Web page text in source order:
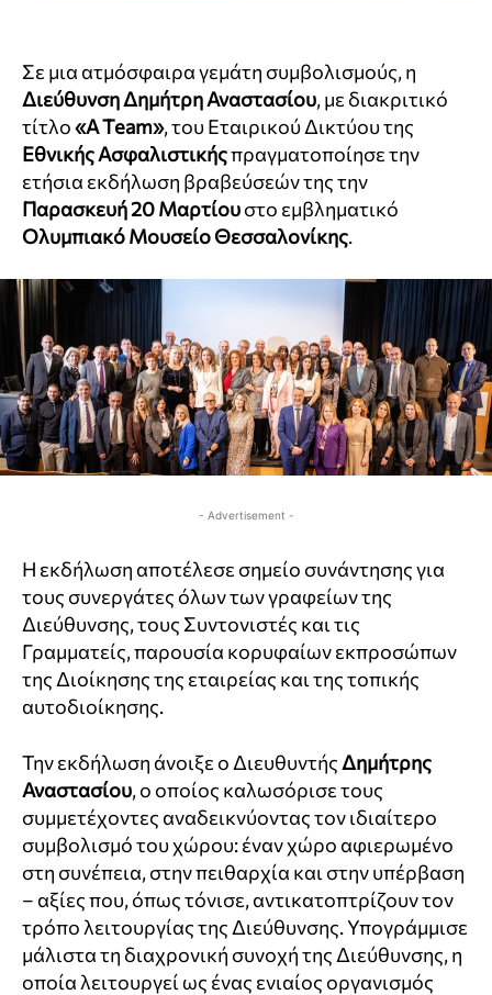
Σε μια ατμόσφαιρα γεμάτη συμβολισμούς, η
Διεύθυνση Δημήτρη Αναστασίου, με διακριτικό
τίτλο«A Team», του Εταιρικού Δικτύου της
Εθνικής Ασφαλιστικήςπραγματοποίησε την
ετήσια εκδήλωση βραβεύσεών της την
Παρασκευή 20 Μαρτίουστο εμβληματικό
Ολυμπιακό Μουσείο Θεσσαλονίκης.
- Advertisement -
Η εκδήλωση αποτέλεσε σημείο συνάντησης για
τους συνεργάτες όλων των γραφείων της
Διεύθυνσης, τους Συντονιστές και τις
Γραμματείς, παρουσία κορυφαίων εκπροσώπων
της Διοίκησης της εταιρείας και της τοπικής
αυτοδιοίκησης.
Την εκδήλωση άνοιξε ο Διευθυντής Δημήτρης
Αναστασίου, ο οποίος καλωσόρισε τους
συμμετέχοντες αναδεικνύοντας τον ιδιαίτερο
συμβολισμό του χώρου: έναν χώρο αφιερωμένο
στη συνέπεια, στην πειθαρχία και στην υπέρβαση
– αξίες που, όπως τόνισε, αντικατοπτρίζουν τον
τρόπο λειτουργίας της Διεύθυνσης. Υπογράμμισε
μάλιστα τη διαχρονική συνοχή της Διεύθυνσης, η
οποία λειτουργεί ως ένας ενιαίος οργανισμός